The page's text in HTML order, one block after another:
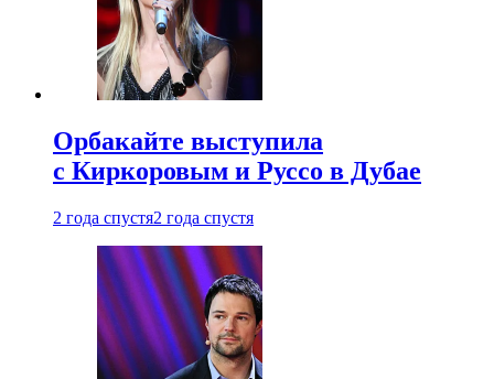
Орбакайте выступила
с Киркоровым и Руссо в Дубае
2 года спустя2 года спустя